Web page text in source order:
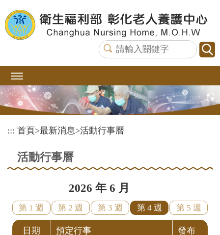
到
主
::: 首頁>最新消息>活動行事曆
活動行事曆
2026 年 6 月
第 1 週 第 2 週 第 3 週 第 4 週 第 5 週
日期 預定行事
發布